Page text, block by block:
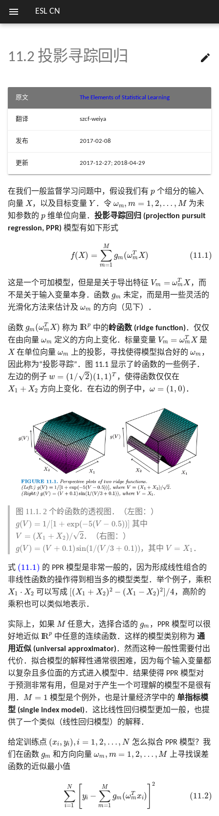
ESL CN
序言
2 监督学习概要
2.5 高维问题的局部方法
2.6 统计模型，监督学习和
2.7 结构化的回归模型
衡
文献笔记
3 回归的线性方法
3.5 运用派生输入方向的方
3.6 选择和收缩方法的比较
3.7 多重输出的收缩和选择
充
3.9 计算上的考虑
文献笔记
4.5 分离超平面
文献笔记
5.5 光滑参数的自动选择
5.6 非参逻辑斯蒂回归
5.7 多维样条
文献笔记
6 核光滑方法
6.4IR
型
6.5 局部似然和其他模型
6.6 核密度估计和分类
类
6.9 计算上的考虑
文献笔记
7.3 偏差-方差分解
7.4 测试误差率的乐观偏差
7.5 样本内预测误差的估计
7.6 参数的有效个数
7.7 贝叶斯方法和 BIC
7.8 最小描述长度
7.10 交叉验证
7.11 自助法
7.12 条件测试误差或期望测试
误差
文献笔记
8.3 贝叶斯方法
8.4 自助法和贝叶斯推断之间
8.5 EM 算法
8.6 从后验分布采样的 MCMC
8.7 袋装法
文献笔记
9.2 基于树的方法
9.3 PRIM
9.4 多元自适应回归样条
9.5 专家的分层混合
9.6 缺失数据
9.7 计算上的考虑
10.3 向前逐步加性建模
10.4 指数损失和 AdaBoost
10.5 为什么是指数损失
10.6 损失函数和鲁棒性
10.7 数据挖掘的现货方法
10.8 垃圾邮件的例子
10.10 基于梯度提升的数值优
化
10.12 正则化
10.13 解释性
10.14 例子
12.3 支持向量机和核
12.4 广义线性判别分析
12.5 灵活判别分析
12.6 惩罚判别分析
12.7 混合判别分析
计算上的考虑
近邻
13.5 计算上的考虑
文献笔记
14 非监督学习
14.5 主成分、主曲线与主
14.6 非负矩阵分解
14.7 独立成分分析和探索
放
14.10 谷歌的 PageRank 算
文献笔记
15 随机森林
文献笔记
17 无向图模型
文献笔记
18 高维问题
18.5 当特征不可用时的分
18.6 有监督的主成分
18.7 特征评估和多重检验
实验重现
模拟 Fig. 7.3
模拟 Fig. 7.7
模拟 Fig. 7.9
模拟 Fig. 14.42
模拟 Eq. 10.2
模拟 Tab. 12.2
模拟 Fig. 9.7
算法 Alg. 17.1
比较总结
SVM 处理线性和非线性类
R 语言中的多种决策树算
现
R 语言处理缺失数据

11.2 投影寻踪回归
原文 The Elements of Statistical Learning
翻译 szcf-weiya
发布 2017-02-08
更新 2017-12-27; 2018-04-29
在我们一般监督学习问题中，假设我们有 p
p 个组分的输入
向量 X
X
，以及目标变量 Y
Y
．令 ωm, m = 1, 2, … , M
2, …,
为未
知参数的 p
p 维单位向量． 投影寻踪回归 (projection pursuit
regression, PPR) 模型有如下形式
f(X) =
M
∑
m=1
gm(ωT
mX) (11.1)
m=
这是一个可加模型，但是是关于导出特征 Vm = ωT
mX
mT
，而
不是关于输入变量本身．函数 gm
g
未定，而是用一些灵活的
光滑化方法来估计及 ωm
ω 的方向（见下）．
函数 gm(ωT
mX)
( ωm TX
称为IRp
IRp
中的岭函数 (ridge function)．仅仅
在由向量 ωm
ω 定义的方向上变化．标量变量 Vm = ωT
mX
mT
是
X
X
在单位向量ωm
ω 上的投影，寻找使得模型拟合好的ωm
ω
，
因此称为“投影寻踪”．图 11.1 显示了岭函数的一些例子．
左边的例子 w = (1/√2)(1, 1)T
/ ( ,1) T
，使得函数仅仅在
X1 + X2
X1 X
方向上变化．在右边的例子中，ω = (1, 0)
,0
．
图 11.1. 2 个岭函数的透视图．（左图：）
g(V ) = 1/ [1 + exp(−5(V − 0.5))]
(V)= 1 +exp V 0.5))] 其中
V = (X 1 + X2)/√2
V= X 1+ X 2 2
．（右图：）
g(V ) = (V + 0.1)sin(1/(V /3 + 0.1))
(V)= +0.1 sin ( 1 V 3+ 0.1) ) ，其中 V = X 1
V= 1 ．
式 (11.1)
(11.1)
的 PPR 模型是非常一般的，因为形成线性组合的
非线性函数的操作得到相当多的模型类型．举个例子，乘积
X1 ⋅ X2
X1 2
可以写成 [(X1 + X2)2 − (X1 − X2)2] /4
[(X1 )2−( X X 2)2 4
，高阶的
乘积也可以类似地表示．
实际上，如果 M
M
任意大，选择合适的 gm
g
，PPR 模型可以很
好地近似 IRp
IRp
中任意的连续函数．这样的模型类别称为 通
用近似 (universal approximator)．然而这种一般性需要付出
代价．拟合模型的解释性通常很困难，因为每个输入变量都
以复杂且多位面的方式进入模型中．结果使得 PPR 模型对
于预测非常有用，但是对于产生一个可理解的模型不是很有
用． M = 1
M=
模型是个例外，也是计量经济学中的 单指标模
型 (single index model)．这比线性回归模型更加一般，也提
供了一个类似（线性回归模型）的解释．
给定训练点 (xi, yi), i = 1, 2, … , N
(x i= 1 …, N
怎么拟合 PPR 模型？我
们在函数 gm
g 和方向向量 ωm, m = 1, 2, … , M
2, …,
上寻找误差
函数的近似最小值
N
∑
i=1
yi −
M
∑
m=1
gm(ωT
mxi)
2
(11.2)
mT